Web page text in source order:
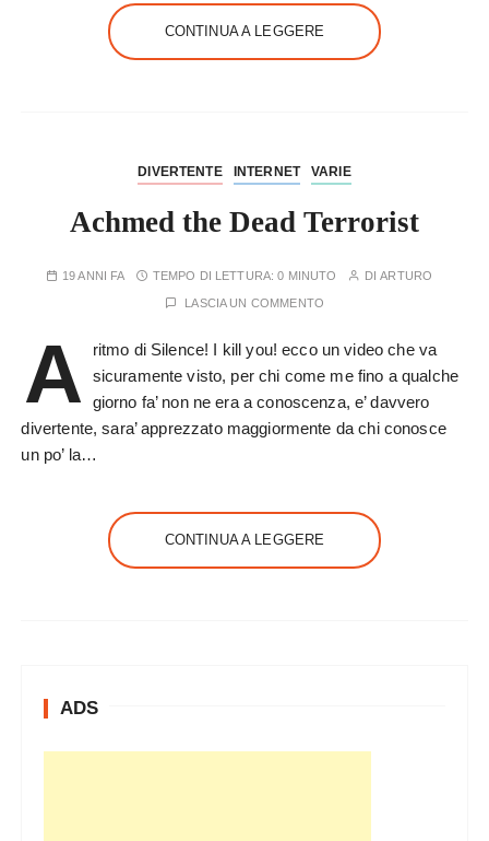
CONTINUA A LEGGERE
DIVERTENTE INTERNET VARIE
Achmed the Dead Terrorist
19 ANNI FA TEMPO DI LETTURA:0 MINUTO DIARTURO
LASCIA UN COMMENTO
A
ritmo di Silence! I kill you! ecco un video che va
sicuramente visto, per chi come me fino a qualche
giorno fa’ non ne era a conoscenza, e’ davvero
divertente, sara’ apprezzato maggiormente da chi conosce
un po’ la…
CONTINUA A LEGGERE
ADS